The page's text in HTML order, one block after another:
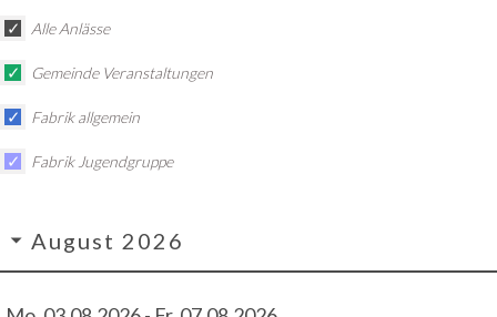
✓ Alle Anlässe
✓ Gemeinde Veranstaltungen
✓ Fabrik allgemein
✓ Fabrik Jugendgruppe
August 2026